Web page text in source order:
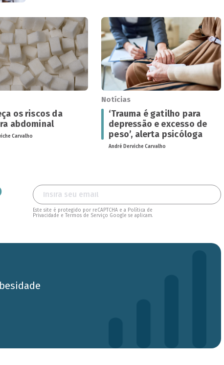
os riscos da
abdominal
Carvalho
Notícias
‘Trauma é gatilho para
depressão e excesso de
peso’, alerta psicóloga
André Derviche Carvalho
Este site é protegido por reCAPTCHA e a Política de
Privacidade e Termos de Serviço Google se aplicam.